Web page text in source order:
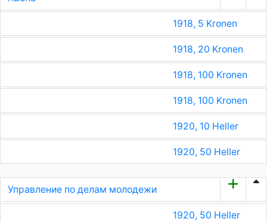
1918, 5 Kronen
1918, 20 Kronen
1918, 100 Kronen
1918, 100 Kronen
1920, 10 Heller
1920, 50 Heller
Управление по делам молодежи
1920, 50 Heller